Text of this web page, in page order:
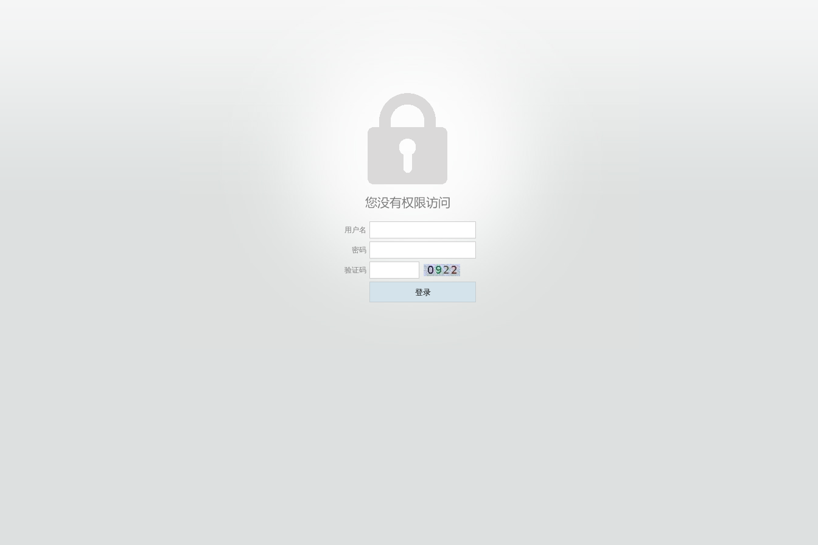
用户名
密码
验证码